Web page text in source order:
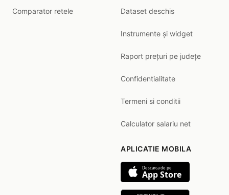
Comparator retele Dataset deschis
Instrumente și widget
Raport prețuri pe județe
Confidentialitate
Termeni si conditii
Calculator salariu net
APLICATIE MOBILA
Descarca de pe
App Store